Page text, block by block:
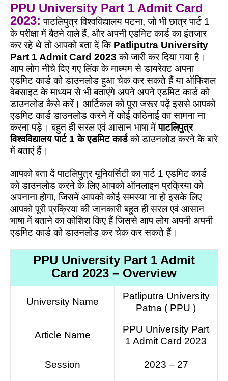
PPU University Part 1 Admit Card
2023: पाटलिपुत्र विश्वविद्यालय पटना, जो भी छात्र पार्ट 1
के परीक्षा में बैठने वाले हैं, और अपनी एडमिट कार्ड का इंतजार
कर रहे थे तो आपको बता दें कि Patliputra University
Part 1 Admit Card 2023 को जारी कर दिया गया है।
आप लोग नीचे दिए गए लिंक के माध्यम से डायरेक्ट अपना
एडमिट कार्ड को डाउनलोड हुआ चेक कर सकते हैं या ऑफिशल
वेबसाइट के माध्यम से भी बताएंगे अपने अपने एडमिट कार्ड को
डाउनलोड कैसे करें। आर्टिकल को पूरा जरूर पढ़ें इससे आपको
एडमिट कार्ड डाउनलोड करने में कोई कठिनाई का सामना ना
करना पड़े। बहुत ही सरल एवं आसान भाषा मेंपाटलिपुत्र
विश्वविद्यालय पार्ट 1 के एडमिट कार्डको डाउनलोड करने के बारे
में बताएं हैं।
आपको बता दें पाटलिपुत्र यूनिवर्सिटी का पार्ट 1 एडमिट कार्ड
को डाउनलोड करने के लिए आपको ऑनलाइन प्रक्रिया को
अपनाना होगा, जिसमें आपको कोई समस्या ना हो इसके लिए
आपको पूरी प्रक्रिया की जानकारी बहुत ही सरल एवं आसान
भाषा में बताने का कोशिश किए हैं जिससे आप लोग अपनी अपनी
एडमिट कार्ड को डाउनलोड कर चेक कर सकते हैं।
PPU University Part 1 Admit
Card 2023 – Overview
University Name
Patliputra University
Patna ( PPU )
Article Name
PPU University Part
1 Admit Card 2023
Session 2023 – 27